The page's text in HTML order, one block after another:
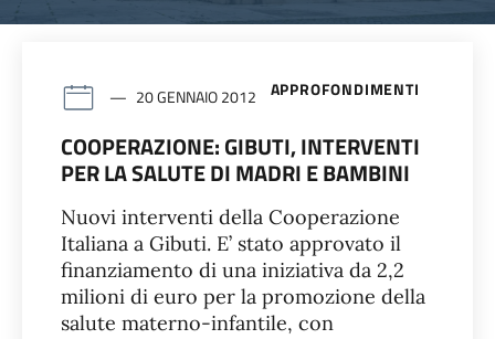
APPROFONDIMENTI
20 GENNAIO 2012
COOPERAZIONE: GIBUTI, INTERVENTI
PER LA SALUTE DI MADRI E BAMBINI
Nuovi interventi della Cooperazione
Italiana a Gibuti. E’ stato approvato il
finanziamento di una iniziativa da 2,2
milioni di euro per la promozione della
salute materno-infantile, con